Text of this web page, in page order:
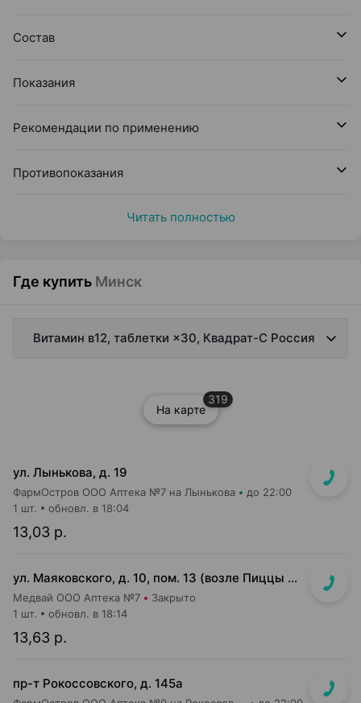
Состав
Показания
Рекомендации по применению
Противопоказания
Читать полностью
Где купить Минск
Витамин в12, таблетки ×30, Квадрат-С Россия
На карте
319
ул. Лынькова, д. 19
ФармОстров ООО Аптека №7 на Лынькова до 22:00
13,03 р.
1 шт. обновл. в 18:04
ул. Маяковского, д. 10, пом. 13 (возле Пиццы Мании)
Медвай ООО Аптека №7 Закрыто
13,63 р.
1 шт. обновл. в 18:14
пр-т Рокоссовского, д. 145а